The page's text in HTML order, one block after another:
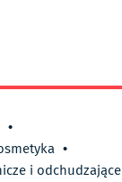
•
•
i odchudzające